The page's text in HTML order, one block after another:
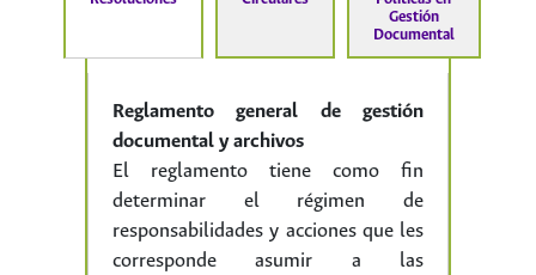
Gestión
Documental
Reglamento general de gestión
documental y archivos
El reglamento tiene como fin
determinar el régimen de
responsabilidades y acciones que les
corresponde asumir a las